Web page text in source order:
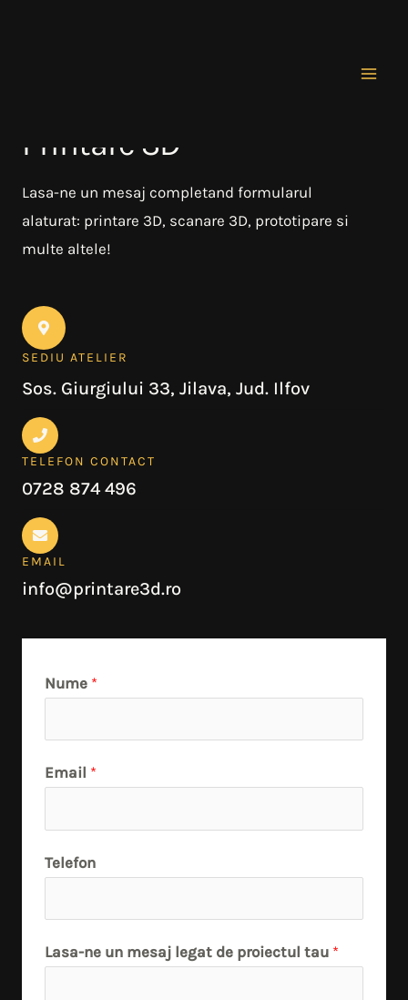
Printare 3D
Lasa-ne un mesaj completand formularul
alaturat: printare 3D, scanare 3D, prototipare si
multe altele!
SEDIU ATELIER
Sos. Giurgiului 33, Jilava, Jud. Ilfov
TELEFON CONTACT
0728 874 496
EMAIL
info@printare3d.ro
Nume *
Email *
Telefon
Lasa-ne un mesaj legat de proiectul tau *